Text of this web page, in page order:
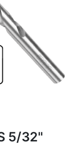
5/32"